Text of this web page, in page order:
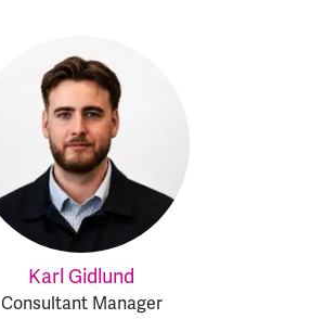
Karl Gidlund
Consultant Manager